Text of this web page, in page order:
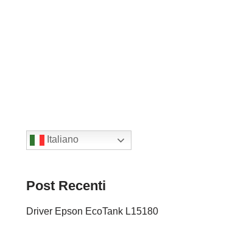
Italiano
Post Recenti
Driver Epson EcoTank L15180